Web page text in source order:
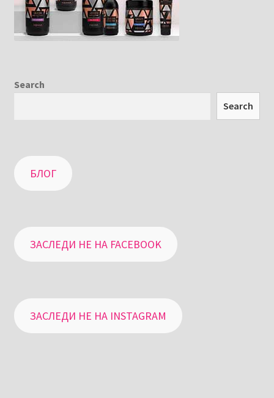
Search
Search
БЛОГ
ЗАСЛЕДИ НЕ НА FACEBOOK
ЗАСЛЕДИ НЕ НА INSTAGRAM